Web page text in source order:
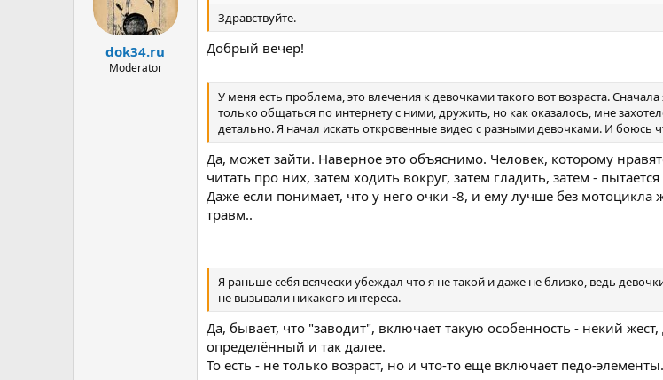
dok34.ru
Moderator
Здравствуйте.
Добрый вечер!
У меня есть проблема, это влечения к девочками такого вот возраста.
только общаться по интернету с ними, дружить, но как оказалось, мне
детально. Я начал искать откровенные видео с разными девочками. И боюсь
Да, может зайти. Наверное это объяснимо. Человек, которому
читать про них, затем ходить вокруг, затем гладить, затем -
Даже если понимает, что у него очки -8, и ему лучше без мотоцикла
травм..
Я раньше себя всячески убеждал что я не такой и даже не близко, ведь
не вызывали никакого интереса.
Да, бывает, что "заводит", включает такую особенность - некий
определённый и так далее.
То есть - не только возраст, но и что-то ещё включает педо-элементы.